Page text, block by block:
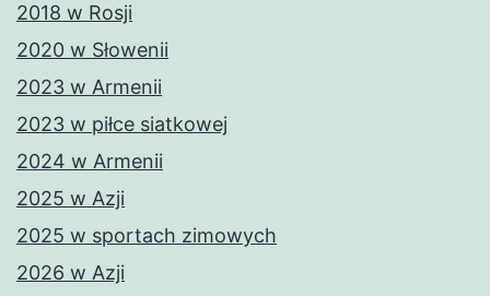
2018 w Rosji
2020 w Słowenii
2023 w Armenii
2023 w piłce siatkowej
2024 w Armenii
2025 w Azji
2025 w sportach zimowych
2026 w Azji